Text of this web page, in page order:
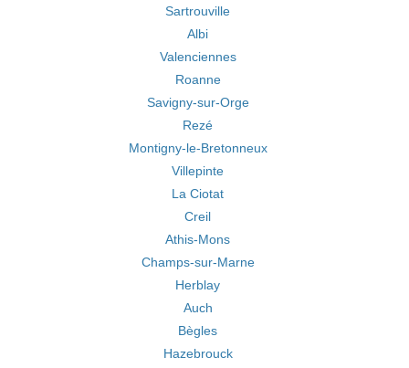
Sartrouville
Albi
Valenciennes
Roanne
Savigny-sur-Orge
Rezé
Montigny-le-Bretonneux
Villepinte
La Ciotat
Creil
Athis-Mons
Champs-sur-Marne
Herblay
Auch
Bègles
Hazebrouck